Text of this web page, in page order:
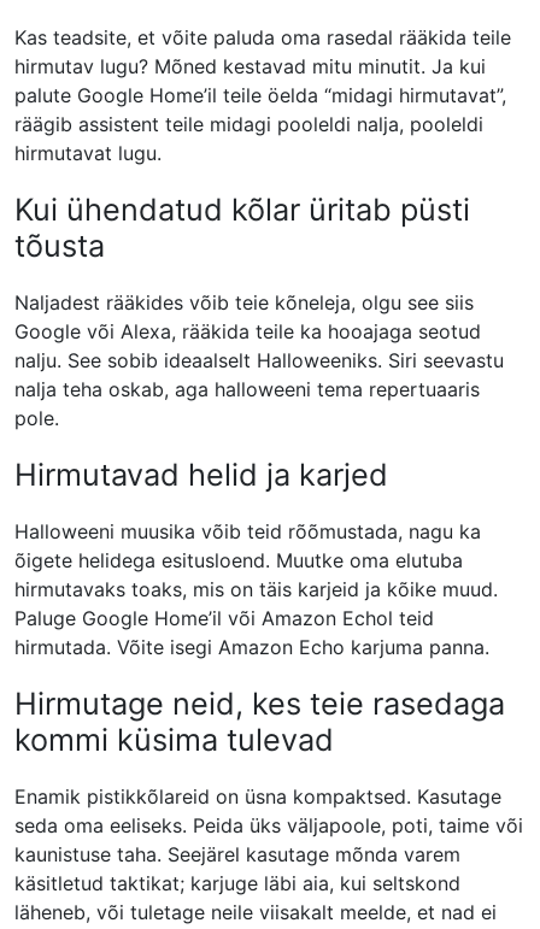
Kas teadsite, et võite paluda oma rasedal rääkida teile
hirmutav lugu? Mõned kestavad mitu minutit. Ja kui
palute Google Home’il teile öelda “midagi hirmutavat”,
räägib assistent teile midagi pooleldi nalja, pooleldi
hirmutavat lugu.
Kui ühendatud kõlar üritab püsti
tõusta
Naljadest rääkides võib teie kõneleja, olgu see siis
Google või Alexa, rääkida teile ka hooajaga seotud
nalju. See sobib ideaalselt Halloweeniks. Siri seevastu
nalja teha oskab, aga halloweeni tema repertuaaris
pole.
Hirmutavad helid ja karjed
Halloweeni muusika võib teid rõõmustada, nagu ka
õigete helidega esitusloend. Muutke oma elutuba
hirmutavaks toaks, mis on täis karjeid ja kõike muud.
Paluge Google Home’il või Amazon Echol teid
hirmutada. Võite isegi Amazon Echo karjuma panna.
Hirmutage neid, kes teie rasedaga
kommi küsima tulevad
Enamik pistikkõlareid on üsna kompaktsed. Kasutage
seda oma eeliseks. Peida üks väljapoole, poti, taime või
kaunistuse taha. Seejärel kasutage mõnda varem
käsitletud taktikat; karjuge läbi aia, kui seltskond
läheneb, või tuletage neile viisakalt meelde, et nad ei